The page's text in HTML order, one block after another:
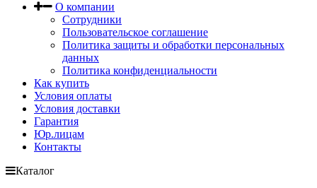
О компании
Сотрудники
Пользовательское соглашение
Политика защиты и обработки персональных
данных
Политика конфиденциальности
Как купить
Условия оплаты
Условия доставки
Гарантия
Юр.лицам
Контакты
Каталог